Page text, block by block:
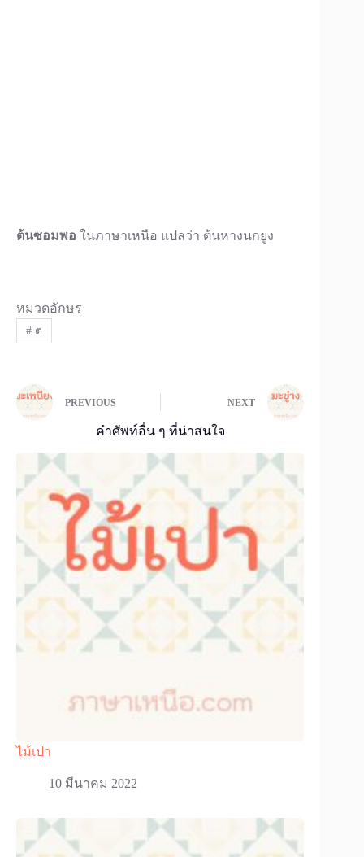
ต้นซอมพอ ในภาษาเหนือ แปลว่า ต้นหางนกยูง
หมวดอักษร
#ต
PREVIOUS NEXT
คำศัพท์อื่น ๆ ที่น่าสนใจ
ไม้เปา
10 มีนาคม 2022